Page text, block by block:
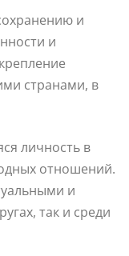
и
и
странами, в
личность в
отношений.
и
так и среди